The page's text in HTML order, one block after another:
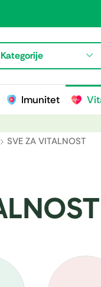
Kategorije
Imunitet
SVE ZA VITALNOST